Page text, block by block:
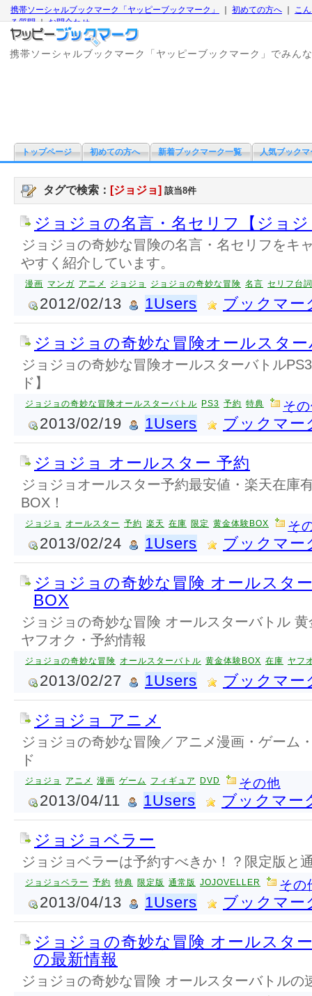
携帯ソーシャルブックマーク「ヤッピーブックマーク」 初めての方へ
こ
る質問｜お問合わせ
携帯ソーシャルブックマーク「ヤッピーブックマーク」でみん
トップページ 初めての方へ 新着ブックマーク一覧 人気ブックマ
タグで検索： [ジョジョ] 該当8件
ジョジョの名言・名セリフ【ジョ
ジョジョの奇妙な冒険の名言・名セリフをキ
やすく紹介しています。
漫画 マンガ アニメ ジョジョ ジョジョの奇妙な冒険 名言 セリフ台詞
2012/02/13 1Users ブックマー
ジョジョの奇妙な冒険オールスタ
ジョジョの奇妙な冒険オールスターバトル
ド】
ジョジョの奇妙な冒険オールスターバトル PS3 予約 特典 そ
2013/02/19 1Users ブックマー
ジョジョ オールスター 予約
ジョジョオールスター予約最安値・楽天在庫
BOX！
ジョジョ オールスター 予約 楽天 在庫 限定 黄金体験BOX そ
2013/02/24 1Users ブックマー
ジョジョの奇妙な冒険 オールスタ
BOX
ジョジョの奇妙な冒険 オールスターバトル
ヤフオク・予約情報
ジョジョの奇妙な冒険 オールスターバトル 黄金体験BOX 在庫 ヤフ
2013/02/27 1Users ブックマー
ジョジョ アニメ
ジョジョの奇妙な冒険／アニメ漫画・ゲーム
ド
ジョジョ アニメ 漫画 ゲーム フィギュア DVD その他
2013/04/11 1Users ブックマー
ジョジョベラー
ジョジョベラーは予約すべきか！？限定版と
ジョジョベラー 予約 特典 限定版 通常版 JOJOVELLER その
2013/04/13 1Users ブックマー
ジョジョの奇妙な冒険 オールスタ
の最新情報
ジョジョの奇妙な冒険 オールスターバトルの